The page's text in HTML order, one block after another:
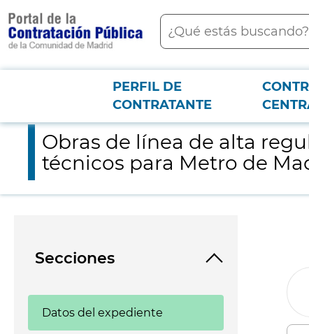
contenido
principal
Buscar
Menú PCON
PERFIL DE
CONTRATANTE
Obras de línea de alta regularidad en Línea 6:
Obras de línea de alta
técnicos para Metro de
Secciones
Datos del expediente